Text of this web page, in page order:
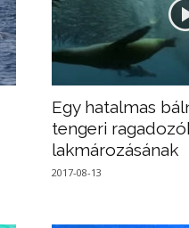
Egy hatalmas
tengeri
lakmározásának
2017-08-13